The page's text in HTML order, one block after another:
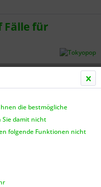
Fälle für
die bestmögliche
damit nicht
folgende Funktionen nicht